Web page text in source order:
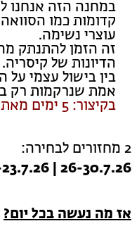
במחנה הזה אנחנו
קדומות כמו
עוצרי נשימה.
זה הזמן להתנתק
הדיונות של קיסריה.
בין בישול עצמי
אמת שנרקמות רק
בקיצור: 5 ימים מאתגרים ובלתי נשכחים במהלכם נישן לילה אחד בשטח.
2 מחזורים לבחירה:
26-30.7.26 | 19-23.7.26
אז מה נעשה בכל יום?